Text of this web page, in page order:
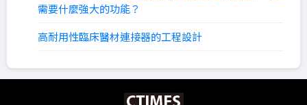
需要什麼強大的功能？
高耐用性臨床醫材連接器的工程設計